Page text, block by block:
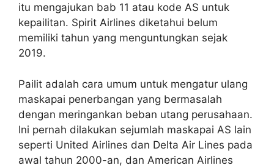
itu mengajukan bab 11 atau kode AS untuk
kepailitan. Spirit Airlines diketahui belum
memiliki tahun yang menguntungkan sejak
2019.
Pailit adalah cara umum untuk mengatur ulang
maskapai penerbangan yang bermasalah
dengan meringankan beban utang perusahaan.
Ini pernah dilakukan sejumlah maskapai AS lain
seperti United Airlines dan Delta Air Lines pada
awal tahun 2000-an, dan American Airlines